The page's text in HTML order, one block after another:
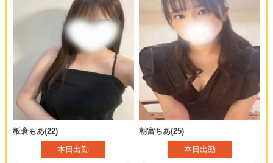
板倉もあ(22)
本日出勤
朝宮ちあ(25)
本日出勤